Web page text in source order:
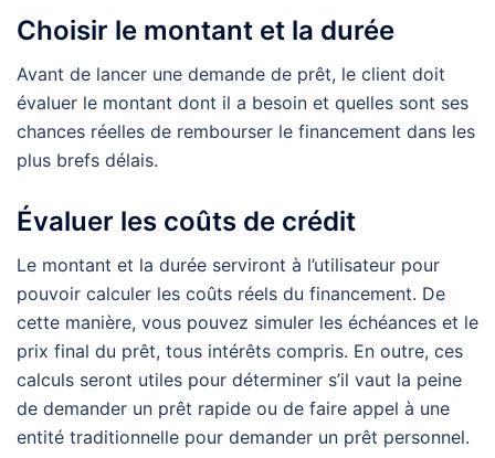
Choisir le montant et la durée
Avant de lancer une demande de prêt, le client doit
évaluer le montant dont il a besoin et quelles sont ses
chances réelles de rembourser le financement dans les
plus brefs délais.
Évaluer les coûts de crédit
Le montant et la durée serviront à l’utilisateur pour
pouvoir calculer les coûts réels du financement. De
cette manière, vous pouvez simuler les échéances et le
prix final du prêt, tous intérêts compris. En outre, ces
calculs seront utiles pour déterminer s’il vaut la peine
de demander un prêt rapide ou de faire appel à une
entité traditionnelle pour demander un prêt personnel.